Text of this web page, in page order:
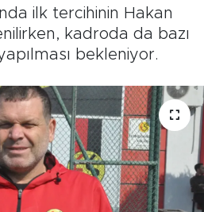
ilk tercihinin Hakan
kadroda da bazı
bekleniyor.